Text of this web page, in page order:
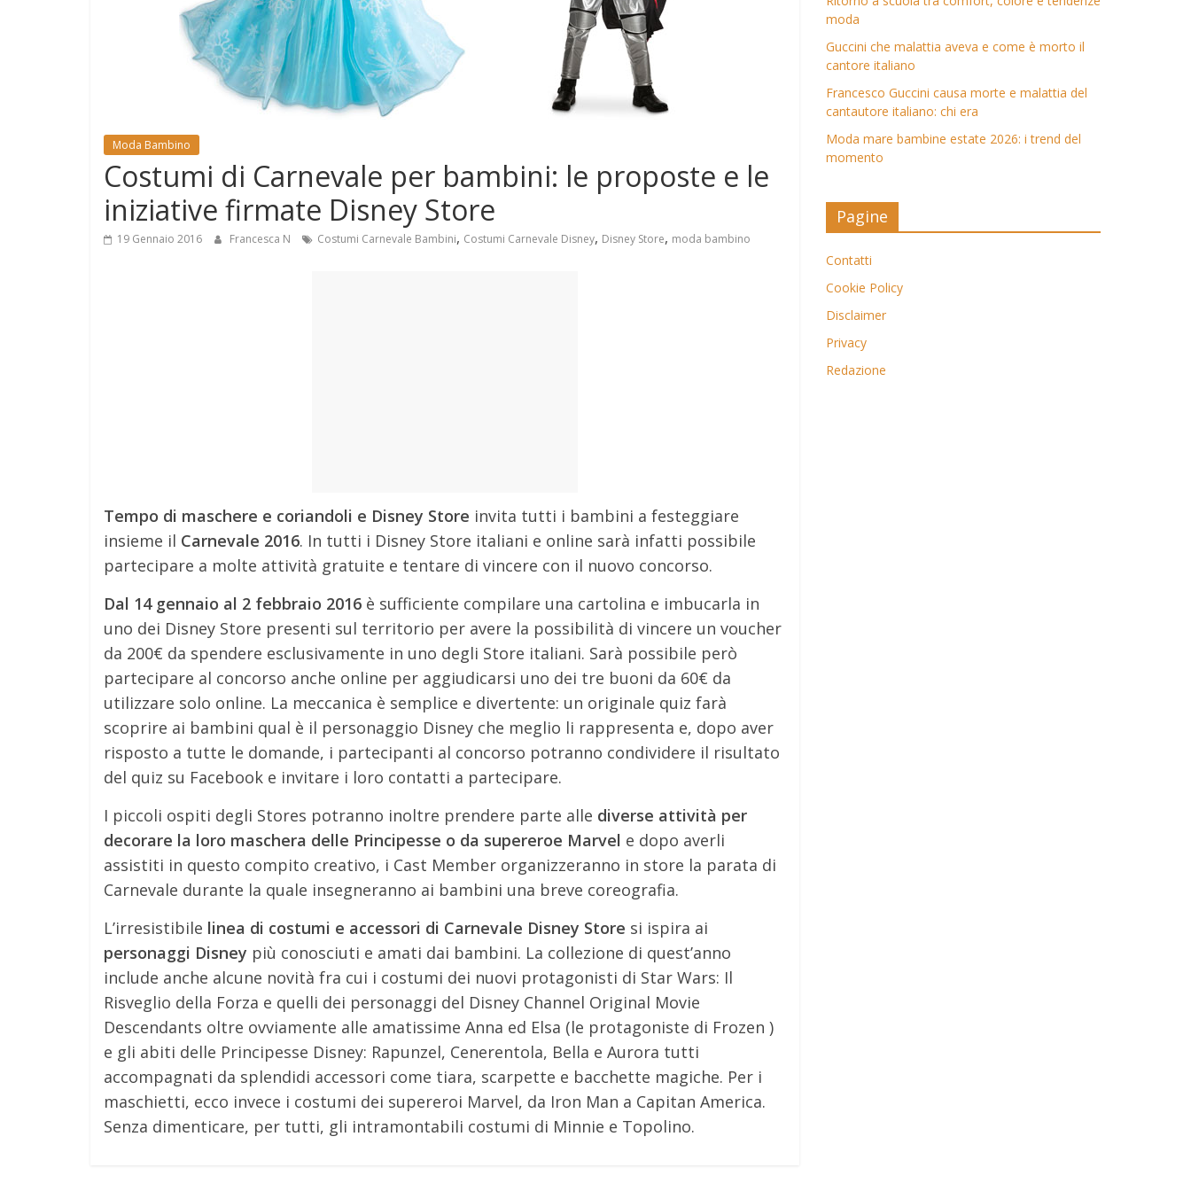
Moda Bambino
Costumi di Carnevale per bambini: le proposte e le
iniziative firmate Disney Store
19 Gennaio 2016 Francesca N Costumi Carnevale Bambini, Costumi Carnevale Disney, Disney Store, moda bambino
Tempo di maschere e coriandoli e Disney Store invita tutti i bambini a festeggiare
insieme il Carnevale 2016. In tutti i Disney Store italiani e online sarà infatti possibile
partecipare a molte attività gratuite e tentare di vincere con il nuovo concorso.
Dal 14 gennaio al 2 febbraio 2016 è sufficiente compilare una cartolina e imbucarla in
uno dei Disney Store presenti sul territorio per avere la possibilità di vincere un voucher
da 200€ da spendere esclusivamente in uno degli Store italiani. Sarà possibile però
partecipare al concorso anche online per aggiudicarsi uno dei tre buoni da 60€ da
utilizzare solo online. La meccanica è semplice e divertente: un originale quiz farà
scoprire ai bambini qual è il personaggio Disney che meglio li rappresenta e, dopo aver
risposto a tutte le domande, i partecipanti al concorso potranno condividere il risultato
del quiz su Facebook e invitare i loro contatti a partecipare.
I piccoli ospiti degli Stores potranno inoltre prendere parte alle diverse attività per
decorare la loro maschera delle Principesse o da supereroe Marvel e dopo averli
assistiti in questo compito creativo, i Cast Member organizzeranno in store la parata di
Carnevale durante la quale insegneranno ai bambini una breve coreografia.
L’irresistibile linea di costumi e accessori di Carnevale Disney Store si ispira ai
personaggi Disney più conosciuti e amati dai bambini. La collezione di quest’anno
include anche alcune novità fra cui i costumi dei nuovi protagonisti di Star Wars: Il
Risveglio della Forza e quelli dei personaggi del Disney Channel Original Movie
Descendants oltre ovviamente alle amatissime Anna ed Elsa (le protagoniste di Frozen )
e gli abiti delle Principesse Disney: Rapunzel, Cenerentola, Bella e Aurora tutti
accompagnati da splendidi accessori come tiara, scarpette e bacchette magiche. Per i
maschietti, ecco invece i costumi dei supereroi Marvel, da Iron Man a Capitan America.
Senza dimenticare, per tutti, gli intramontabili costumi di Minnie e Topolino.
moda
Guccini che malattia aveva e come è morto il
cantore italiano
Francesco Guccini causa morte e malattia del
cantautore italiano: chi era
Moda mare bambine estate 2026: i trend del
momento
Pagine
Contatti
Cookie Policy
Disclaimer
Privacy
Redazione